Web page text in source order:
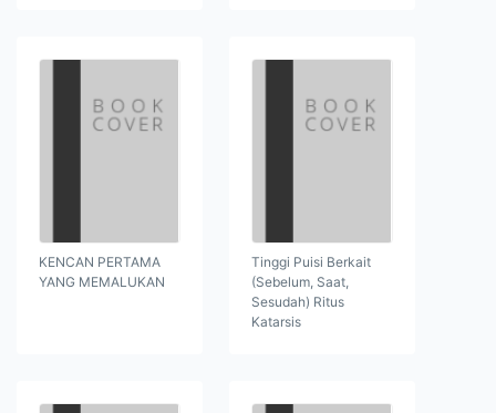
KENCAN PERTAMA
YANG MEMALUKAN
Tinggi Puisi Berkait
(Sebelum, Saat,
Sesudah) Ritus
Katarsis